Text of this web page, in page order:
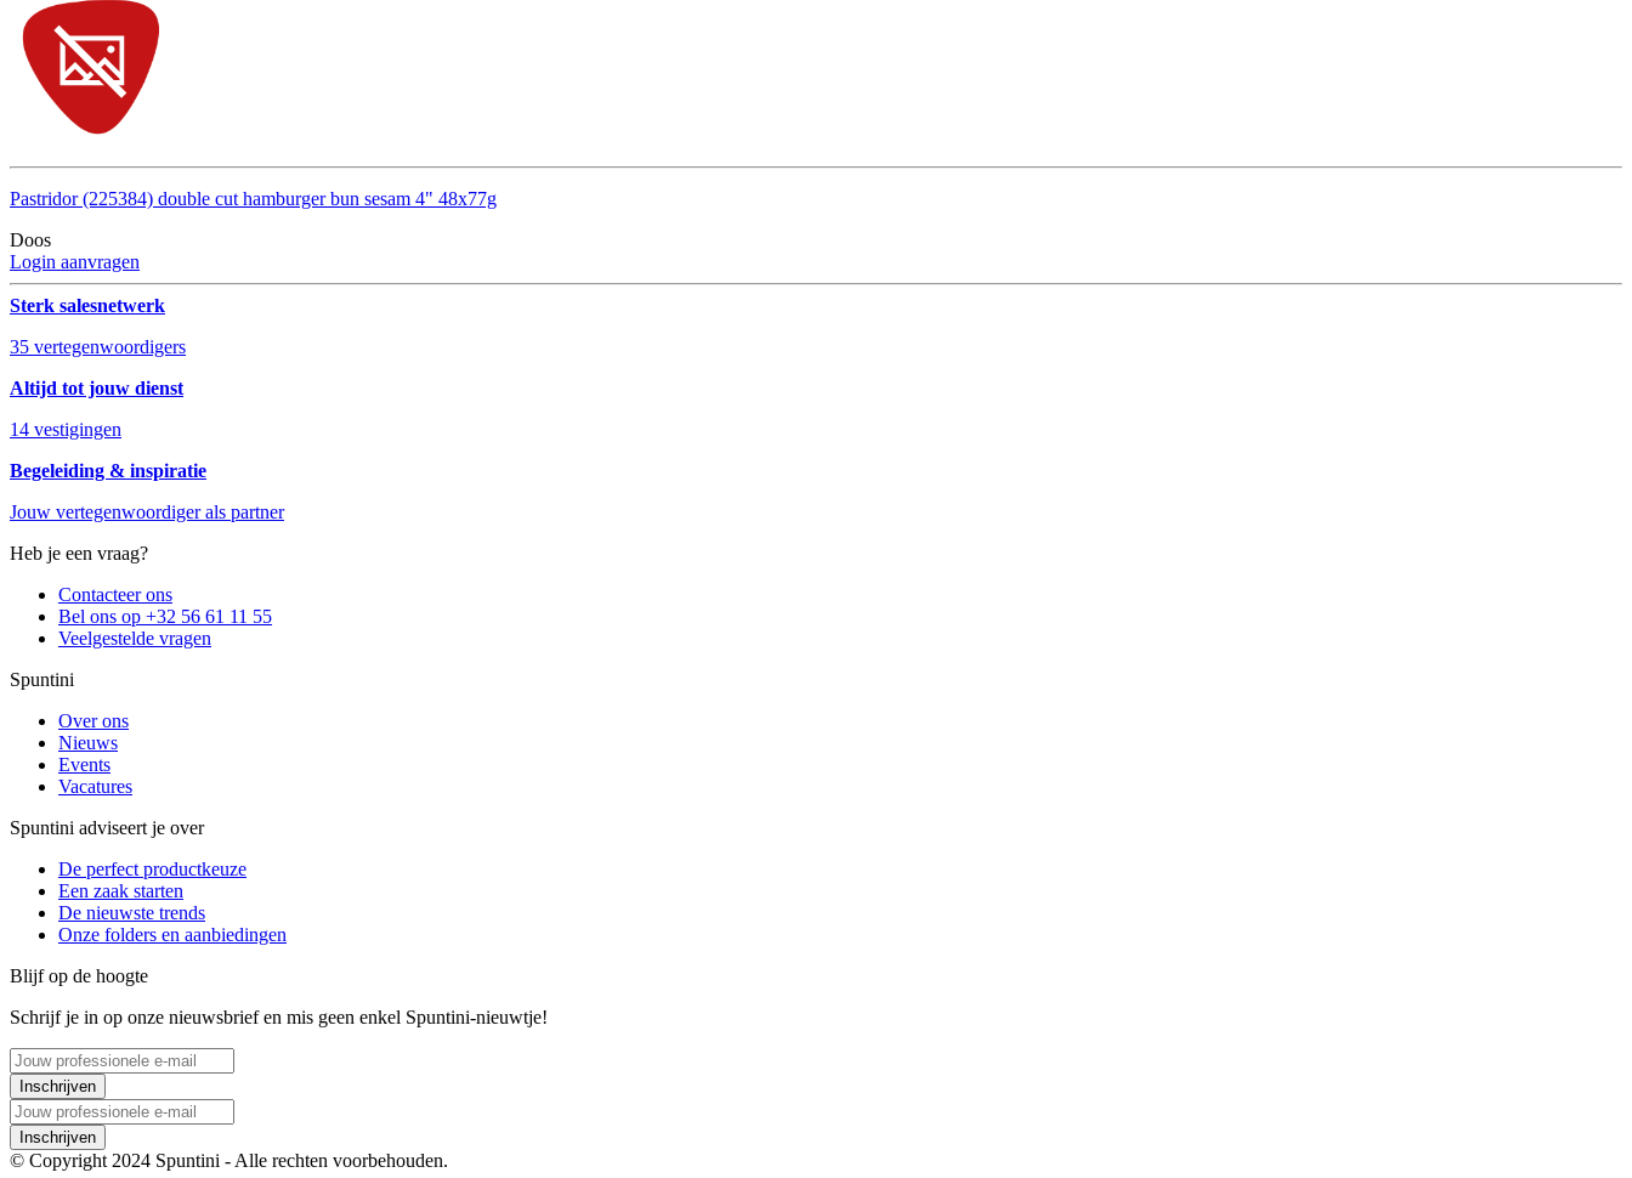
Pastridor (225384) double cut hamburger bun sesam 4" 48x77g
Doos
Login aanvragen
Sterk salesnetwerk
35 vertegenwoordigers
Altijd tot jouw dienst
14 vestigingen
Begeleiding & inspiratie
Jouw vertegenwoordiger als partner
Heb je een vraag?
Contacteer ons
Bel ons op +32 56 61 11 55
Veelgestelde vragen
Spuntini
Over ons
Nieuws
Events
Vacatures
Spuntini adviseert je over
De perfect productkeuze
Een zaak starten
De nieuwste trends
Onze folders en aanbiedingen
Blijf op de hoogte
Schrijf je in op onze nieuwsbrief en mis geen enkel Spuntini-nieuwtje!
Inschrijven
Inschrijven
© Copyright 2024 Spuntini - Alle rechten voorbehouden.